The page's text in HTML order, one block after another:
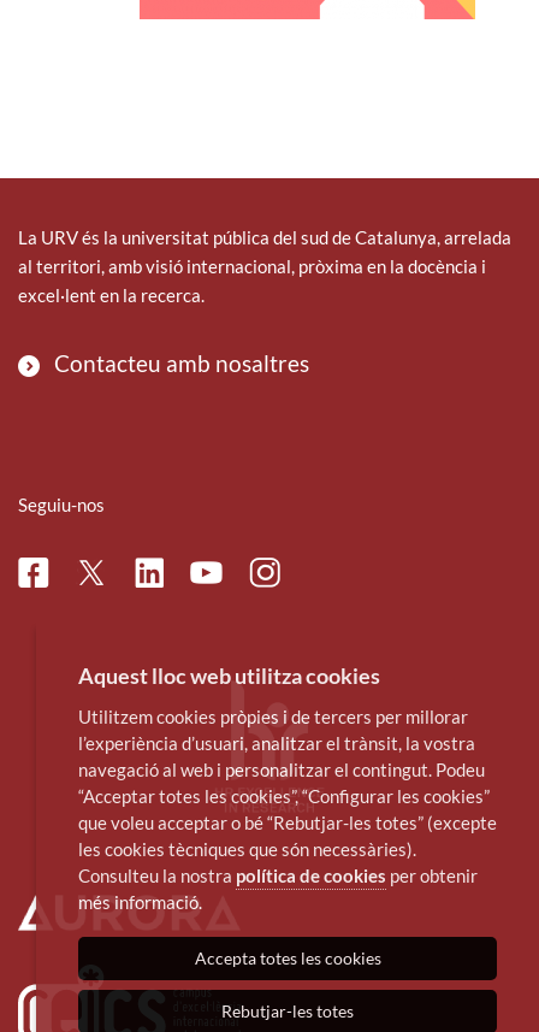
La URV és la universitat pública del sud de Catalunya, arrelada
al territori, amb visió internacional, pròxima en la docència i
excel·lent en la recerca.
Contacteu amb nosaltres
Seguiu-nos
FacebookTwitterLinkedinYoutubeInstagram
Aquest lloc web utilitza cookies
Utilitzem cookies pròpies i de tercers per millorar
l’experiència d’usuari, analitzar el trànsit, la vostra
navegació al web i personalitzar el contingut. Podeu
“Acceptar totes les cookies”, “Configurar les cookies”
que voleu acceptar o bé “Rebutjar-les totes” (excepte
les cookies tècniques que són necessàries).
Consulteu la nostra política de cookies per obtenir
més informació.
Accepta totes les cookies
Rebutjar-les totes